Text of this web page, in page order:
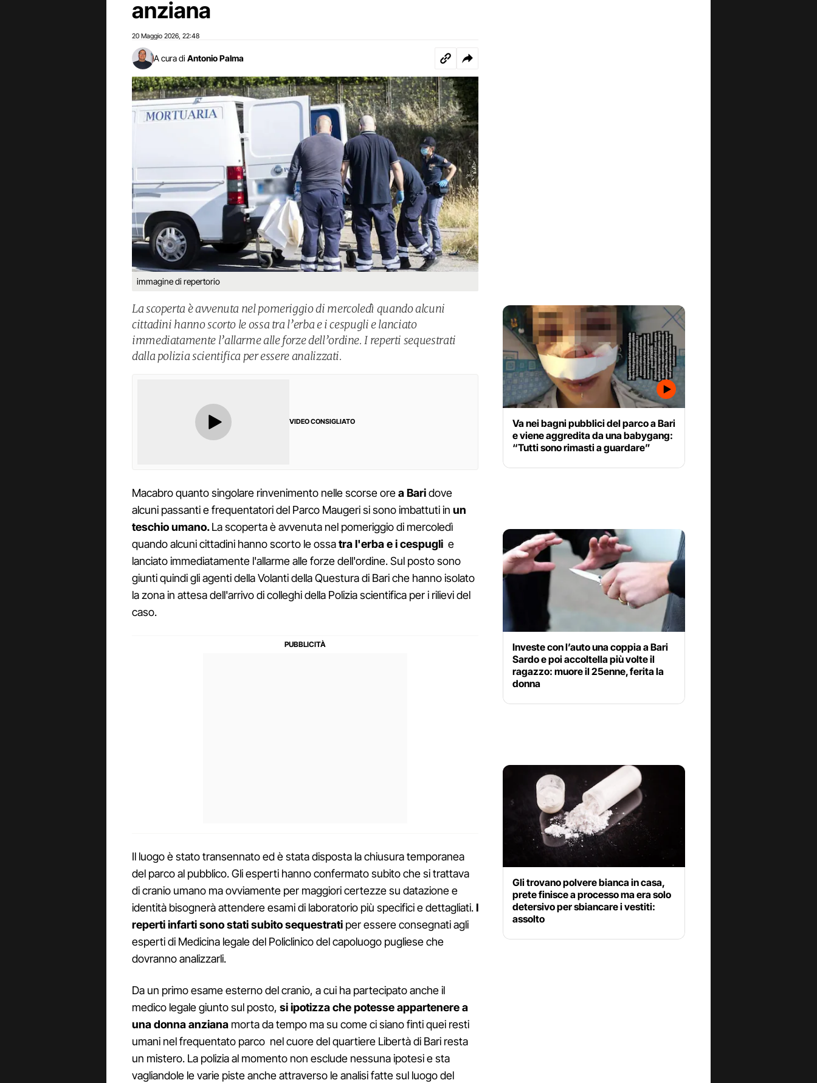
anziana
20 Maggio 2026 22:48
A cura di Antonio Palma
immagine di repertorio
La scoperta è avvenuta nel pomeriggio di mercoledì quando alcuni
cittadini hanno scorto le ossa tra l’erba e i cespugli e lanciato
immediatamente l’allarme alle forze dell’ordine. I reperti sequestrati
dalla polizia scientifica per essere analizzati.
VIDEO CONSIGLIATO
Macabro quanto singolare rinvenimento nelle scorse orea Baridove
alcuni passanti e frequentatori del Parco Maugeri si sono imbattuti in un
teschio umano.La scoperta è avvenuta nel pomeriggio di mercoledì
quando alcuni cittadini hanno scorto le ossatra l'erba e i cespugli e
lanciato immediatamente l'allarme alle forze dell'ordine. Sul posto sono
giunti quindi gli agenti della Volanti della Questura di Bari che hanno isolato
la zona in attesa dell'arrivo di colleghi della Polizia scientifica per i rilievi del
caso.
Il luogo è stato transennato ed è stata disposta la chiusura temporanea
del parco al pubblico. Gli esperti hanno confermato subito che si trattava
di cranio umano ma ovviamente per maggiori certezze su datazione e
identità bisognerà attendere esami di laboratorio più specifici e dettagliati.I
reperti infarti sono stati subito sequestrati per essere consegnati agli
esperti di Medicina legale del Policlinico del capoluogo pugliese che
dovranno analizzarli.
Da un primo esame esterno del cranio, a cui ha partecipato anche il
medico legale giunto sul posto, si ipotizza che potesse appartenere a
una donna anziana morta da tempo ma su come ci siano finti quei resti
umani nel frequentato parco nel cuore del quartiere Libertà di Bari resta
un mistero. La polizia al momento non esclude nessuna ipotesi e sta
vagliandole le varie piste anche attraverso le analisi fatte sul luogo del
Va nei bagni pubblici del parco a Bari
e viene aggredita da una babygang:
“Tutti sono rimasti a guardare”
Investe con l’auto una coppia a Bari
Sardo e poi accoltella più volte il
ragazzo: muore il 25enne, ferita la
donna
Gli trovano polvere bianca in casa,
prete finisce a processo ma era solo
detersivo per sbiancare i vestiti:
assolto